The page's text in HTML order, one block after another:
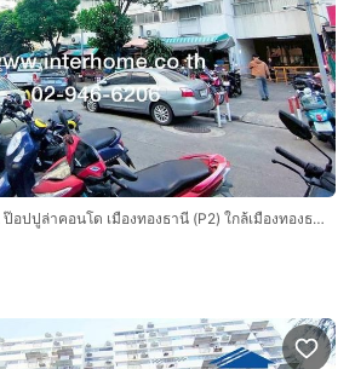
คอนโดมิเนียม 28.4 ตร.ม. ป๊อปปูล่าคอนโด เมืองทองธานี (P2) ใกล้เมืองทองธานี ถนนแจ้งวัฒนะ ถนนป๊อปปูล่า 4 ปากเกร็ด นนทบุรี